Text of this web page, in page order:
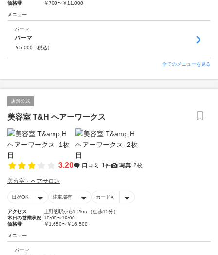
価格帯
￥700〜￥11,000
メニュー
パーマ
パーマ
￥5,000 （税込）
全てのメニューを見る
店舗公式
美容室 T&H ヘアーワークス
3.20 口コミ 1件 写真 2枚
美容室・ヘアサロン
日祝OK 駐車場有 カード可
アクセス
上野芝駅から1.2km （徒歩15分）
本日の営業状況 10:00〜19:00
価格帯
￥1,650〜￥16,500
メニュー
パーマ